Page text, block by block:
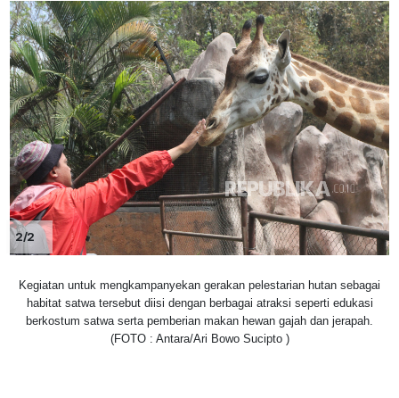
2/2
Kegiatan untuk mengkampanyekan gerakan pelestarian hutan sebagai
habitat satwa tersebut diisi dengan berbagai atraksi seperti edukasi
berkostum satwa serta pemberian makan hewan gajah dan jerapah.
(FOTO : Antara/Ari Bowo Sucipto )